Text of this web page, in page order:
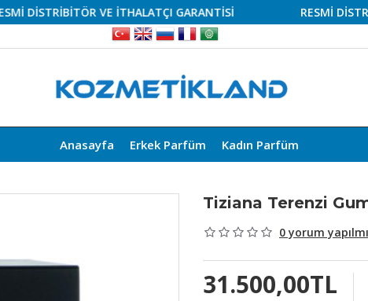
VE İTHALATÇI GARANTİSİ RESMİ
Anasayfa Erkek Parfüm Kadın Parfüm
Tiziana Terenzi
0 yorum
31.500,00TL